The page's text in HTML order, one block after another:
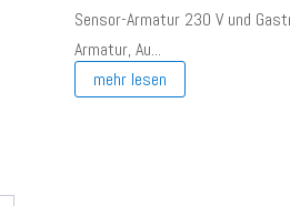
Sensor-Armatur 230 V und
Armatur, Au...
mehr lesen